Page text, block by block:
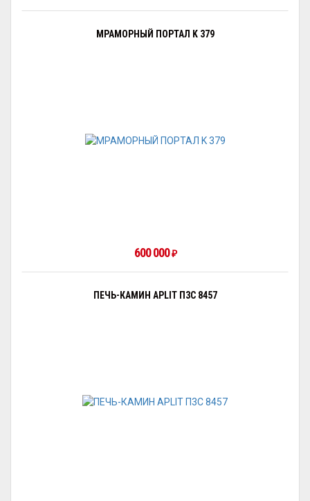
МРАМОРНЫЙ ПОРТАЛ K 379
600 000₽
ПЕЧЬ-КАМИН APLIT П3С 8457